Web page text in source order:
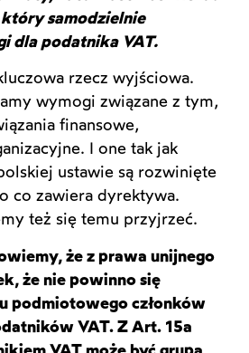
samodzielnie
dla podatnika VAT.
rzecz wyjściowa.
wymogi związane z tym,
finansowe,
I one tak jak
ustawie są rozwinięte
co zawiera dyrektywa.
też się temu przyjrzeć.
że z prawa unijnego
że nie powinno się
podmiotowego członków
VAT. Z Art. 15a